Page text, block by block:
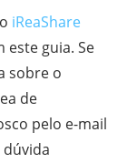
iReaShare
este guia. Se
sobre o
de
pelo e-mail